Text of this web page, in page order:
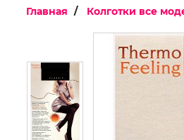
Главная Колготки все